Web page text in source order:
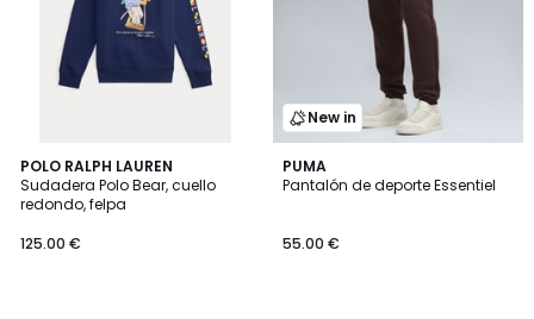
POLO RALPH LAUREN
Sudadera Polo Bear, cuello
redondo, felpa
125.00 €
5
/
5
New in
PUMA
Pantalón de deporte Essentiel
55.00 €
2
Colores